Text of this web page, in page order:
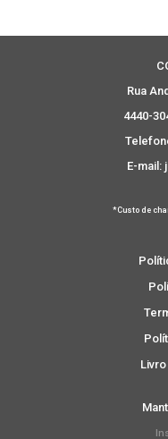
Rua
4440-
E-mail:
*Custo de